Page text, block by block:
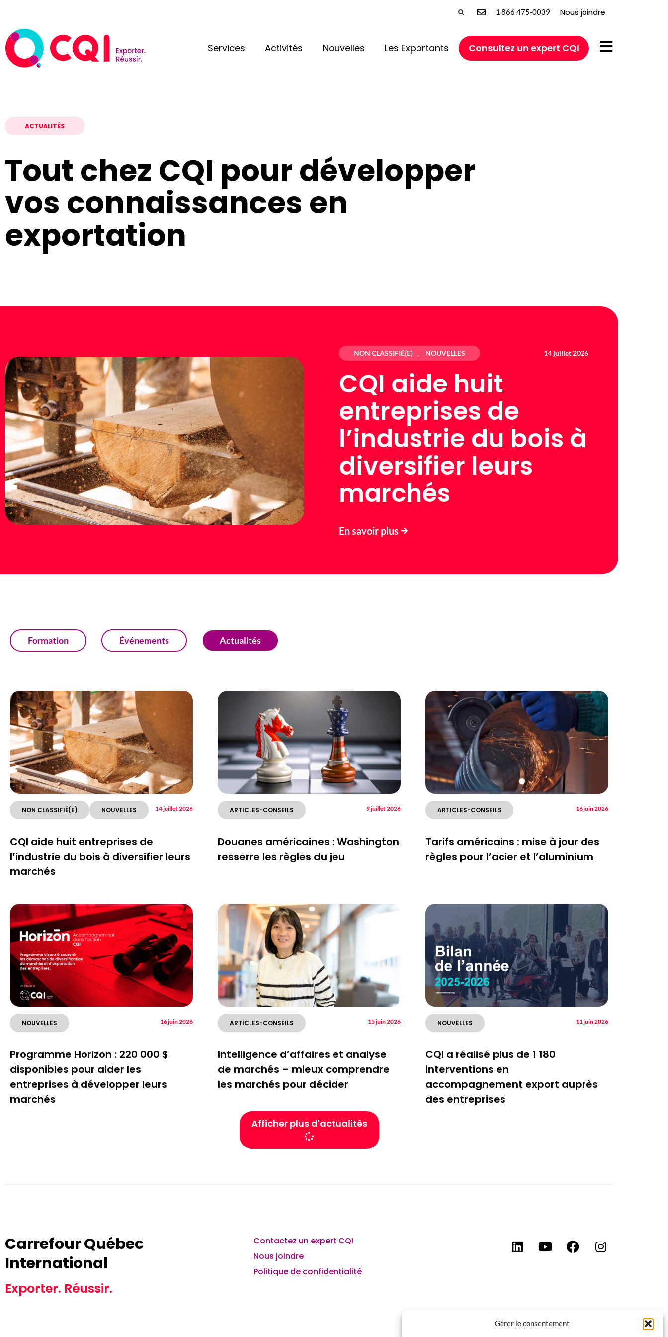
Gérer le consentement
1 866 475-0039 Nous joindre
Services Activités Nouvelles Les Exportants Consultez un expert CQI
ACTUALITÉS
Tout chez CQI pour développer
vos connaissances en
exportation
NON CLASSIFIÉ(E) , NOUVELLES 14 juillet 2026
CQI aide huit
entreprises de
l’industrie du bois à
diversifier leurs
marchés
En savoir plus
Formation Événements Actualités
NON CLASSIFIÉ(E) NOUVELLES 14 juillet 2026
CQI aide huit entreprises de
l’industrie du bois à diversifier leurs
marchés
ARTICLES-CONSEILS 9 juillet 2026
Douanes américaines : Washington
resserre les règles du jeu
ARTICLES-CONSEILS 16 juin 2026
Tarifs américains : mise à jour des
règles pour l’acier et l’aluminium
NOUVELLES 16 juin 2026
Programme Horizon : 220 000 $
disponibles pour aider les
entreprises à développer leurs
marchés
ARTICLES-CONSEILS 15 juin 2026
Intelligence d’affaires et analyse
de marchés – mieux comprendre
les marchés pour décider
NOUVELLES 11 juin 2026
CQI a réalisé plus de 1 180
interventions en
accompagnement export auprès
des entreprises
Afficher plus d'actualités
Carrefour Québec
International
Exporter. Réussir.
Contactez un expert CQI
Nous joindre
Politique de confidentialité